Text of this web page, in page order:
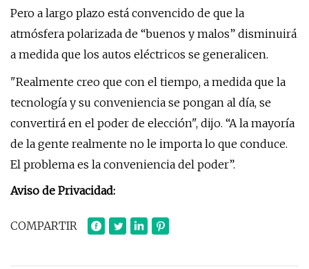
Pero a largo plazo está convencido de que la
atmósfera polarizada de “buenos y malos” disminuirá
a medida que los autos eléctricos se generalicen.
"Realmente creo que con el tiempo, a medida que la
tecnología y su conveniencia se pongan al día, se
convertirá en el poder de elección", dijo. “A la mayoría
de la gente realmente no le importa lo que conduce.
El problema es la conveniencia del poder”.
Aviso de Privacidad:
COMPARTIR